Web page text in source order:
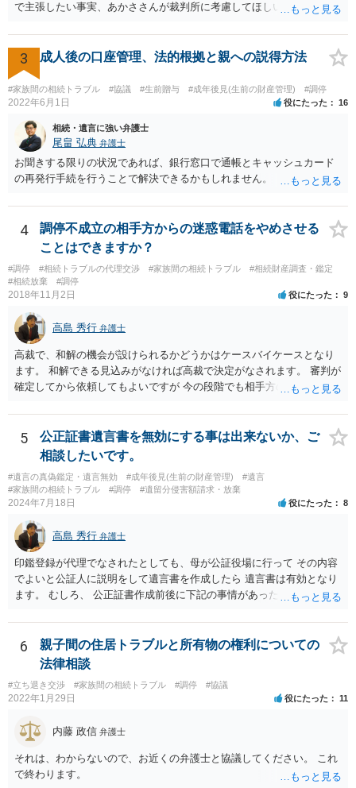
で主張したい事実、あかささんが裁判所に考慮してほしいと思う、亡
ります。 もし、主張したい事実や考慮してほしい事情に関連して
資料を持っているようであれば、主張書面とは別で提出できます。も
し、お姉さんに見られたくないような資料がある場合、「非開示の希
望に関する申出書」と共に提出することも考えられます。 ご質問：書
いた方が良い事と書かない方が良い事 回答： お姉さんが申立書の「申
立ての趣旨」のところに書いている遺産の分け方に対して意見があれ
ば、まずそれを書くとよいです。 次に「申立ての理由」のところに、
なぜ調停を申し立てたのか(例えば、あかささんと話合いが出来ない／
決裂した、など)や亡くなった方・あかささん・お姉さん間の事情やい
きさつなどが書かれていると思うので、あかささんから見てそれは違
分けるかを決めるについてあかささんが重要だと考える事情があれば
(例えば、○○のときにお姉さんは亡くなった方からお金を援助してもら
産分割に関係ない(と思われる)いきさつを沢山盛り込むことだと考えま
す(あくまで遺産分割に関係することに留める方が、裁判所や調停委員
3 成人後の口座管理、法的根拠と親への説得方法
#家族間の相続トラブル #協議 #生前贈与 #成年後見(生前の財産管理) #調停
2022年6月1日 役にたった 16
相続・遺言に強い弁護士
尾畠 弘典 弁護士
お聞きする限りの状況であれば、銀行窓口で通帳とキャッシュカード
の再発行手続を行うことで解決できるかもしれません。
4
調停不成立の相手方からの迷惑電話をやめさせる
ことはできますか？
#調停 #相続トラブルの代理交渉 #家族間の相続トラブル
#相続財産調査・鑑定
#相続放棄
#調停
2018年11月2日 役にたった 9
高島 秀行 弁護士
高裁で、和解の機会が設けられるかどうかはケースバイケースとなり
ます。 和解できる見込みがなければ高裁で決定がなされます。 審判が
確定してから依頼してもよいですが 今の段階でも相手方の連絡が迷惑
5
公正証書遺言書を無効にする事は出来ないか、ご
相談したいです。
#遺言の真偽鑑定・遺言無効 #成年後見(生前の財産管理)
#遺言
#家族間の相続トラブル
#調停 #遺留分侵害額請求・放棄
2024年7月18日 役にたった 8
高島 秀行 弁護士
印鑑登録が代理でなされたとしても、母が公証役場に行って その内容
でよいと公証人に説明をして遺言書を作成したら 遺言書は有効となり
ます。 むしろ、 公正証書作成前後に下記の事情があったことが証明で
月に携帯が新しくなった母からの第一声は「ここにいたら殺される」
「面会に来てくれ」で、長男に聞くと「面会は出来ない。俺は携帯電
話の使い方を教える為に会っている」「母の話は聞かなくて良い」と
電話が切れました。その後の電話でも「食事に毒が入っている」「体
にチップが埋められている」等、おかしかったです。 当時の診療記
録、介護認定の資料、介護記録を取得して 弁護士に面談で相談された
方がよいと思います。
6
親子間の住居トラブルと所有物の権利についての
法律相談
#立ち退き交渉 #家族間の相続トラブル #調停 #協議
2022年1月29日 役にたった 11
内藤 政信 弁護士
それは、わからないので、お近くの弁護士と協議してください。 これ
で終わります。